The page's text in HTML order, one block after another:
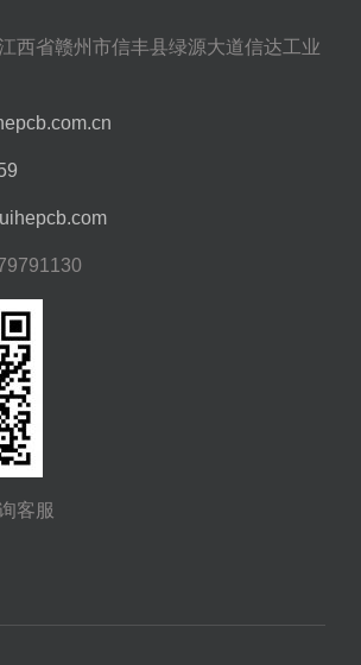
西省赣州市信丰县绿源大道信达工业
客服